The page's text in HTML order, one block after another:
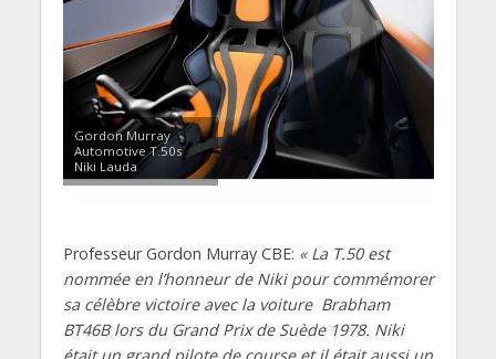
Gordon Murray
Automotive T.50s
Niki Lauda
Professeur Gordon Murray CBE: « La T.50 est
nommée en l’honneur de Niki pour commémorer
sa célèbre victoire avec la voiture Brabham
BT46B lors du Grand Prix de Suède 1978. Niki